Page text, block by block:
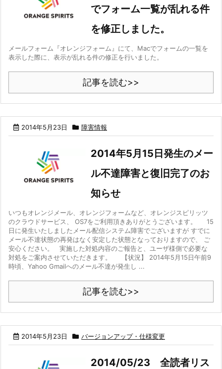
でフォーム一覧が乱れる件
を修正しました。
メールフォーム『オレンジフォーム』にて、Macでフォームの一覧を
表示した際に、表示が乱れる件の修正を行いました。
記事を読む>>
2014年5月23日 障害情報
2014年5月15日発生のメー
ル不達障害と復旧完了のお
知らせ
いつもオレンジメール、オレンジフォームなど、オレンジスピリッツ
のクラウドサービス、 OS7をご利用頂きありがとうございます。 15
日に発生いたしましたメール配信システム障害でございますが すでに
メール不達状態の再発はなく安定した状態となっておりますので、 ご
安心ください。 実施した対処内容のご報告と、ユーザ様側で必要な
対処をご案内させていただきます。 【状況】 2014年5月15日午前9
時頃、Yahoo Gmailへのメール不達が発生し ...
記事を読む>>
2014年5月23日 バージョンアップ・仕様変更
2014/05/23 全読者リス